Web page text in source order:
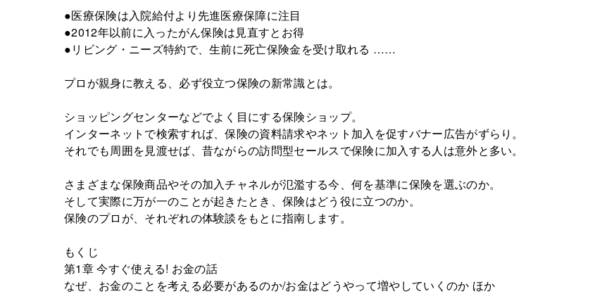
●医療保険は入院給付より先進医療保障に注目
●2012年以前に入ったがん保険は見直すとお得
●リビング・ニーズ特約で、生前に死亡保険金を受け取れる ……
プロが親身に教える、必ず役立つ保険の新常識とは。
ショッピングセンターなどでよく目にする保険ショップ。
インターネットで検索すれば、保険の資料請求やネット加入を促すバナー広告がずらり。
それでも周囲を見渡せば、昔ながらの訪問型セールスで保険に加入する人は意外と多い。
さまざまな保険商品やその加入チャネルが氾濫する今、何を基準に保険を選ぶのか。
そして実際に万が一のことが起きたとき、保険はどう役に立つのか。
保険のプロが、それぞれの体験談をもとに指南します。
もくじ
第1章 今すぐ使える! お金の話
なぜ、お金のことを考える必要があるのか/お金はどうやって増やしていくのか ほか